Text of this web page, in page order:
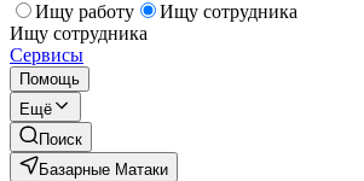
Ищу работу
Ищу сотрудника
Ищу сотрудника
Сервисы
Помощь
Ещё
Поиск
Базарные Матаки